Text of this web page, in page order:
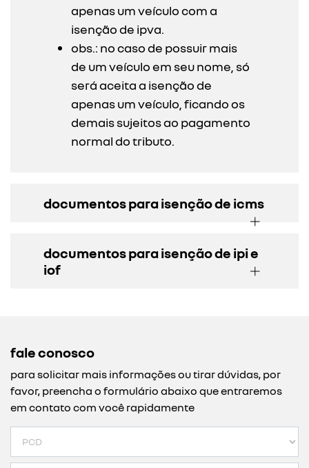
apenas um veículo com a
isenção de ipva.
obs.: no caso de possuir mais
de um veículo em seu nome, só
será aceita a isenção de
apenas um veículo, ficando os
demais sujeitos ao pagamento
normal do tributo.
documentos para isenção de icms
documentos para isenção de ipi e
iof
fale conosco
para solicitar mais informações ou tirar dúvidas, por
favor, preencha o formulário abaixo que entraremos
em contato com você rapidamente